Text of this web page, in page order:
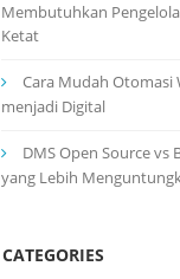
Membutuhkan
Ketat
Cara Mudah
menjadi Digital
DMS Open Source vs
yang Lebih
CATEGORIES